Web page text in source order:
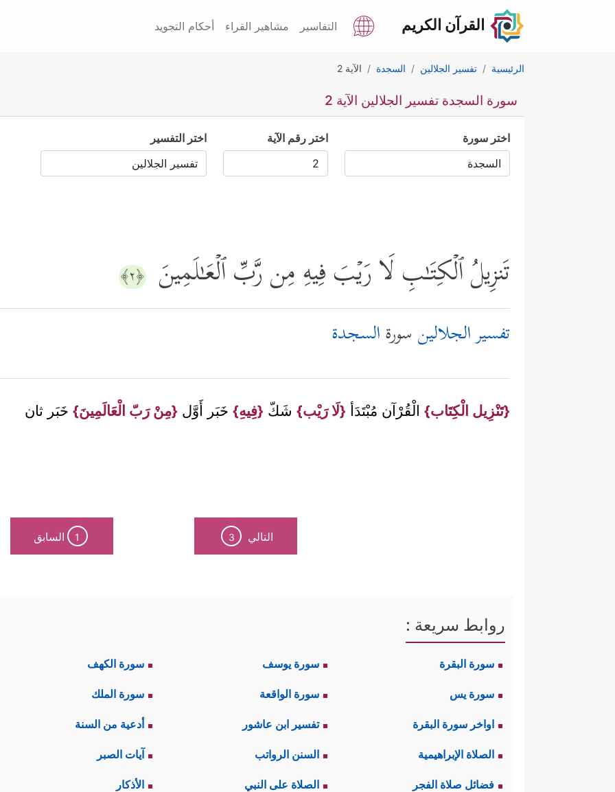
القرآن الكريم التفاسير مشاهير القراء أحكام التجويد
الرئيسية تفسير الجلالين السجدة الآية 2
سورة السجدة تفسير الجلالين الآية 2
اختر سورة اختر رقم الآية اختر التفسير
تَنزِیلُ ٱلۡكِتَـٰبِ لَا رَیۡبَ فِیهِ مِن رَّبِّ ٱلۡعَـٰلَمِینَ ﴿٢﴾
تفسير الجلالين سورةالسجدة
{تَنْزِيل الْكِتَاب} الْقُرْآن مُبْتَدَأ {لَا رَيْب} شَكّ {فِيهِ} خَبَر أَوَّل {مِنْ رَبّ الْعَالَمِينَ} خَبَر ثان
التالي 3
1 السابق
روابط سريعة :
سورة البقرة سورة يوسف سورة الكهف
سورة يس سورة الواقعة سورة الملك
اواخر سورة البقرة تفسير ابن عاشور أدعية من السنة
الصلاة الإبراهيمية السنن الرواتب آيات الصبر
فضائل صلاة الفجر الصلاة على النبي الأذكار